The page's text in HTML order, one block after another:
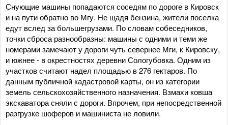
Снующие машины попадаются соседям по дороге в Кировск
и на пути обратно во Мгу. Не щадя бензина, жители поселка
едут вслед за большегрузами. По словам собеседников,
точки сброса разнообразны: машины с одними и теми же
номерами замечают у дороги чуть севернее Мги, к Кировску,
и южнее - в окрестностях деревни Сологубовка. Одним из
участков считают надел площадью в 276 гектаров. По
данным публичной кадастровой карты, он из категории
земель сельскохозяйственного назначения. Взмахи ковша
экскаватора сняли с дороги. Впрочем, при непосредственной
разгрузке шоферов и машиниста не ловили.